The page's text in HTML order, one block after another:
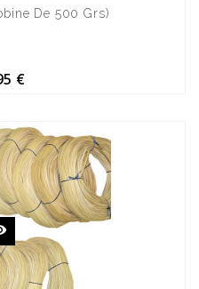
De 500 Grs)
€